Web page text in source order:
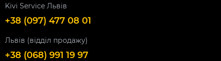
Kivi Service Львів
+38 (097) 477 08 01
Львів (відділ продажу)
+38 (068) 991 19 97